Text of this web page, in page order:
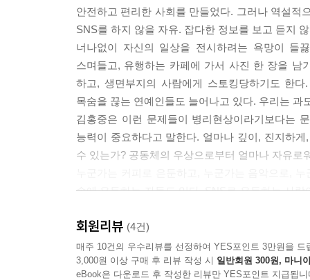
감염의 상상계. 잠복기까지의 기다림. 감염되었
기까지의 시간. 이들은 모두 의학적 패러다임의
삶. 반복되는 부활.
--- p.52
초연결사회의 참된 도덕성은 단절의 능력에서 발
생동감 있는 리듬을 설계할 수 있는가? 공동체의
--- p.55
죽어가는 아들을 바라보는 신, 그 아들과 함께 죽
문제가 아니라 삶의 문제다. 사제와 교리와 의례
안전하고 편리한 사회를 만들었다. 그러나 역설적
SNS를 하지 않을 자유. 잡다한 정보를 보고 듣지
너나없이 자신의 일상을 전시하려는 욕망이 들
스며들고, 유행하는 카페에 가서 사진 한 장을 남
하고, 생면부지의 사람에게 스토킹당하기도 한
목숨을 끊는 연예인들도 늘어나고 있다. 우리는
김홍중은 이런 문제들이 병리현상이라기보다는
능력이 중요하다고 말한다. 얼마나 깊이, 진지하
수 있는가? 공동체의 우상으로부터 얼마나 자유로
속에 은둔하는 자들도 있다. SNS로 은둔하는 사
“인간은 사회적 동물이 아니라 어떤 경우 ‘연결하고
어떤 경우 ‘연결을 끊는’ 동물, 은둔할 줄 아는 동물
회원리뷰 (4건)
매주 10건의 우수리뷰를 선정하여 YES포인트 3만원을 드
3,000원 이상 구매 후 리뷰 작성 시 일반회원 300원, 마니
eBook은 다운로드 후 작성한 리뷰만 YES포인트 지급됩니